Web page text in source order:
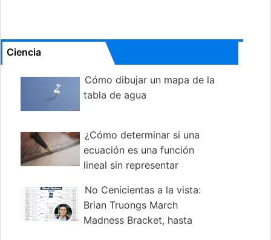
Ciencia
Cómo dibujar un mapa de la
tabla de agua
¿Cómo determinar si una
ecuación es una función
lineal sin representar
No Cenicientas a la vista:
Brian Truongs March
Madness Bracket, hasta